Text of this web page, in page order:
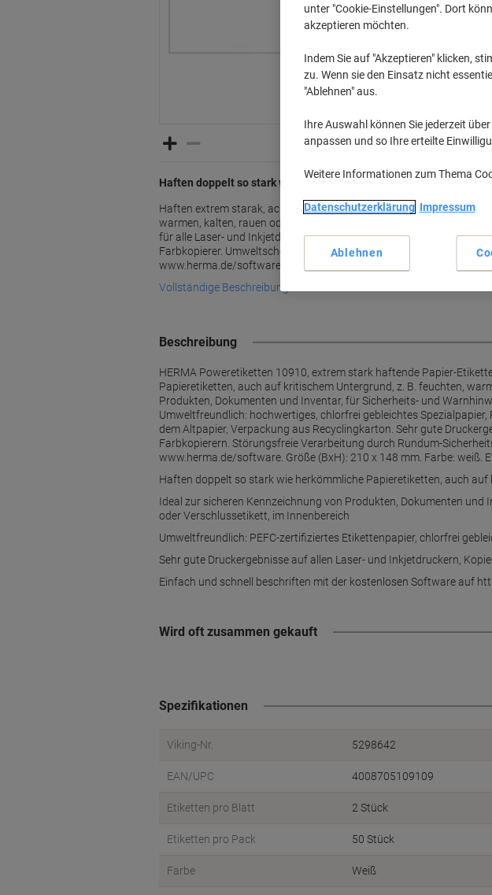
Haften doppelt so stark wie herkömmliche Papieretiketten
Haften extrem starak, acuh auf kritischem Untergrund, z.B. feuchten,
warmen, kalten, rauen oder staubigen Flächen im Innenbereich.
für alle Laser- und Inkjetdrucker, Kopierer, Farblaserdrucker und
Farbkopierer. Umweltschonend. Kostenlose Softwarelösungen:
www.herma.de/software
Vollständige Beschreibung lesen
Beschreibung
HERMA Poweretiketten 10910, extrem stark haftende Papier-
Papieretiketten, auch auf kritischem Untergrund, z. B. feuchten,
Produkten, Dokumenten und Inventar, für Sicherheits- und
Umweltfreundlich: hochwertiges, chlorfrei gebleichtes
dem Altpapier, Verpackung aus Recyclingkarton. Sehr gute
Farbkopierern. Störungsfreie Verarbeitung durch Rundum-
www.herma.de/software. Größe (BxH): 210 x 148 mm. Farbe:
Haften doppelt so stark wie herkömmliche Papieretiketten, auch
Ideal zur sicheren Kennzeichnung von Produkten, Dokumenten
oder Verschlussetikett, im Innenbereich
Umweltfreundlich: PEFC-zertifiziertes Etikettenpapier, chlorfrei
Sehr gute Druckergebnisse auf allen Laser- und Inkjetdruckern,
Einfach und schnell beschriften mit der kostenlosen Software auf
Wird oft zusammen gekauft
Spezifikationen
Viking-Nr. 5298642
EAN/UPC 4008705109109
Etiketten pro Blatt 2 Stück
Etiketten pro Pack 50 Stück
Farbe Weiß
unter "Cookie-Einstellungen". Dort
akzeptieren möchten.
Indem Sie auf "Akzeptieren" klicken,
zu. Wenn sie den Einsatz nicht
"Ablehnen" aus.
Ihre Auswahl können Sie jederzeit
anpassen und so Ihre erteilte
Weitere Informationen zum Thema
Datenschutzerklärung Impressum
Ablehnen